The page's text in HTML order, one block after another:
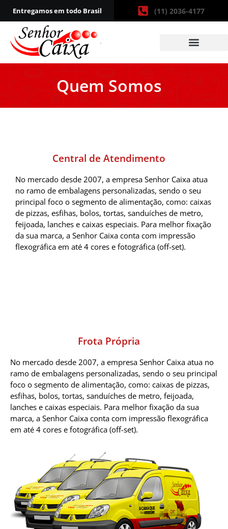
Entregamos em todo Brasil (11) 2036-4177
Quem Somos
Central de Atendimento
No mercado desde 2007, a empresa Senhor Caixa atua
no ramo de embalagens personalizadas, sendo o seu
principal foco o segmento de alimentação, como: caixas
de pizzas, esfihas, bolos, tortas, sanduíches de metro,
feijoada, lanches e caixas especiais. Para melhor fixação
da sua marca, a Senhor Caixa conta com impressão
flexográfica em até 4 cores e fotográfica (off-set).
Frota Própria
No mercado desde 2007, a empresa Senhor Caixa atua no
ramo de embalagens personalizadas, sendo o seu principal
foco o segmento de alimentação, como: caixas de pizzas,
esfihas, bolos, tortas, sanduíches de metro, feijoada,
lanches e caixas especiais. Para melhor fixação da sua
marca, a Senhor Caixa conta com impressão flexográfica
em até 4 cores e fotográfica (off-set).